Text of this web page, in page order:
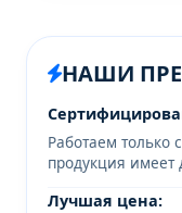
НАШИ
Работаем
продукция
Лучшая цена: